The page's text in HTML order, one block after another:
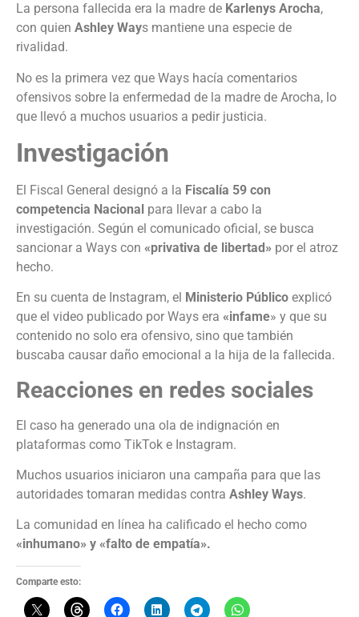
La persona fallecida era la madre de Karlenys Arocha,
con quien Ashley Ways mantiene una especie de
rivalidad.
No es la primera vez que Ways hacía comentarios
ofensivos sobre la enfermedad de la madre de Arocha, lo
que llevó a muchos usuarios a pedir justicia.
Investigación
El Fiscal General designó a la Fiscalía 59 con
competencia Nacional para llevar a cabo la
investigación. Según el comunicado oficial, se busca
sancionar a Ways con «privativa de libertad» por el atroz
hecho.
En su cuenta de Instagram, el Ministerio Público explicó
que el video publicado por Ways era «infame» y que su
contenido no solo era ofensivo, sino que también
buscaba causar daño emocional a la hija de la fallecida.
Reacciones en redes sociales
El caso ha generado una ola de indignación en
plataformas como TikTok e Instagram.
Muchos usuarios iniciaron una campaña para que las
autoridades tomaran medidas contra Ashley Ways.
La comunidad en línea ha calificado el hecho como
«inhumano» y «falto de empatía».
Comparte esto: